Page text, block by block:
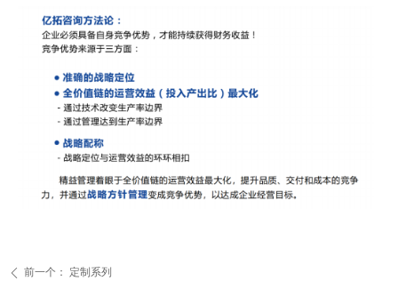
ꄴ 前一个： 定制系列